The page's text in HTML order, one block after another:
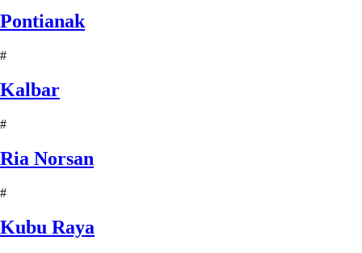
Pontianak
#
Kalbar
#
Ria Norsan
#
Kubu Raya